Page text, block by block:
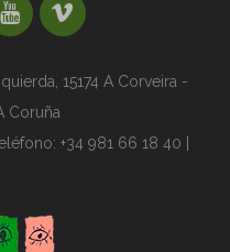
15174 A Corveira -
Coruña
+34 981 66 18 40 |